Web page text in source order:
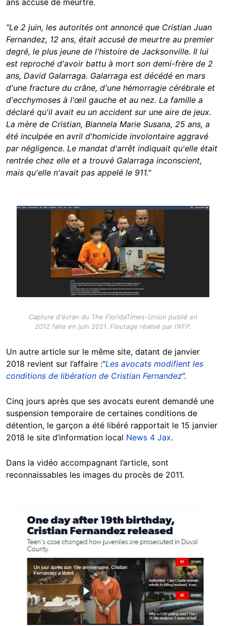
ans accusé de meurtre.
"Le 2 juin, les autorités ont annoncé que Cristian Juan
Fernandez, 12 ans, était accusé de meurtre au premier
degré, le plus jeune de l'histoire de Jacksonville. Il lui
est reproché d'avoir battu à mort son demi-frère de 2
ans, David Galarraga. Galarraga est décédé en mars
d'une fracture du crâne, d'une hémorragie cérébrale et
d'ecchymoses à l'œil gauche et au nez. La famille a
déclaré qu'il avait eu un accident sur une aire de jeux.
La mère de Cristian, Biannela Marie Susana, 25 ans, a
été inculpée en avril d'homicide involontaire aggravé
par négligence. Le mandat d'arrêt indiquait qu'elle était
rentrée chez elle et a trouvé Galarraga inconscient,
mais qu'elle n'avait pas appelé le 911."
Image
Capture d'écran du The FloridaTimes-Union publié en
2012 faite en juin 2021. Floutage réalisé par l'AFP.
Un autre article sur le même site, datant de janvier
2018 revient sur l’affaire :"Les avocats modifient les
conditions de libération de Cristian Fernandez”.
Cinq jours après que ses avocats eurent demandé une
suspension temporaire de certaines conditions de
détention, le garçon a été libéré rapportait le 15 janvier
2018 le site d’information local News 4 Jax.
Dans la vidéo accompagnant l’article, sont
reconnaissables les images du procès de 2011.
Image